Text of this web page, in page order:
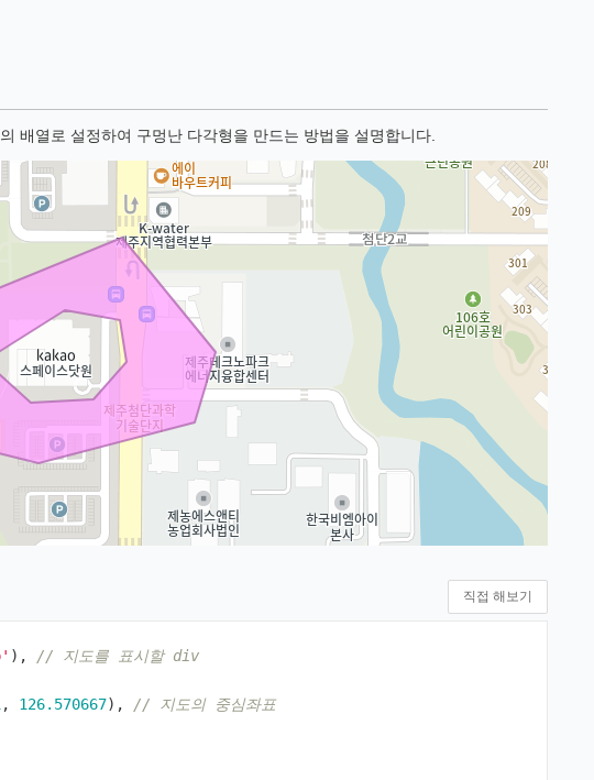
배열로 설정하여 구멍난 다각형을 만드는 방법을 설명합니다.
직접 해보기
),
// 지도를 표시할 div
, 126.570667),
// 지도의 중심좌표